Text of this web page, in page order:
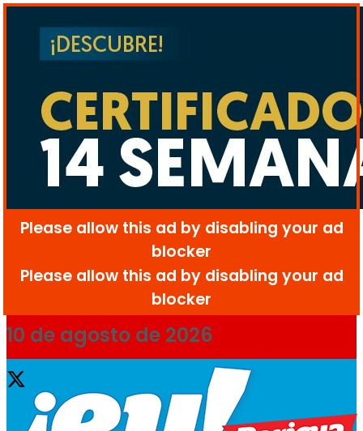
10 de agosto de 2026